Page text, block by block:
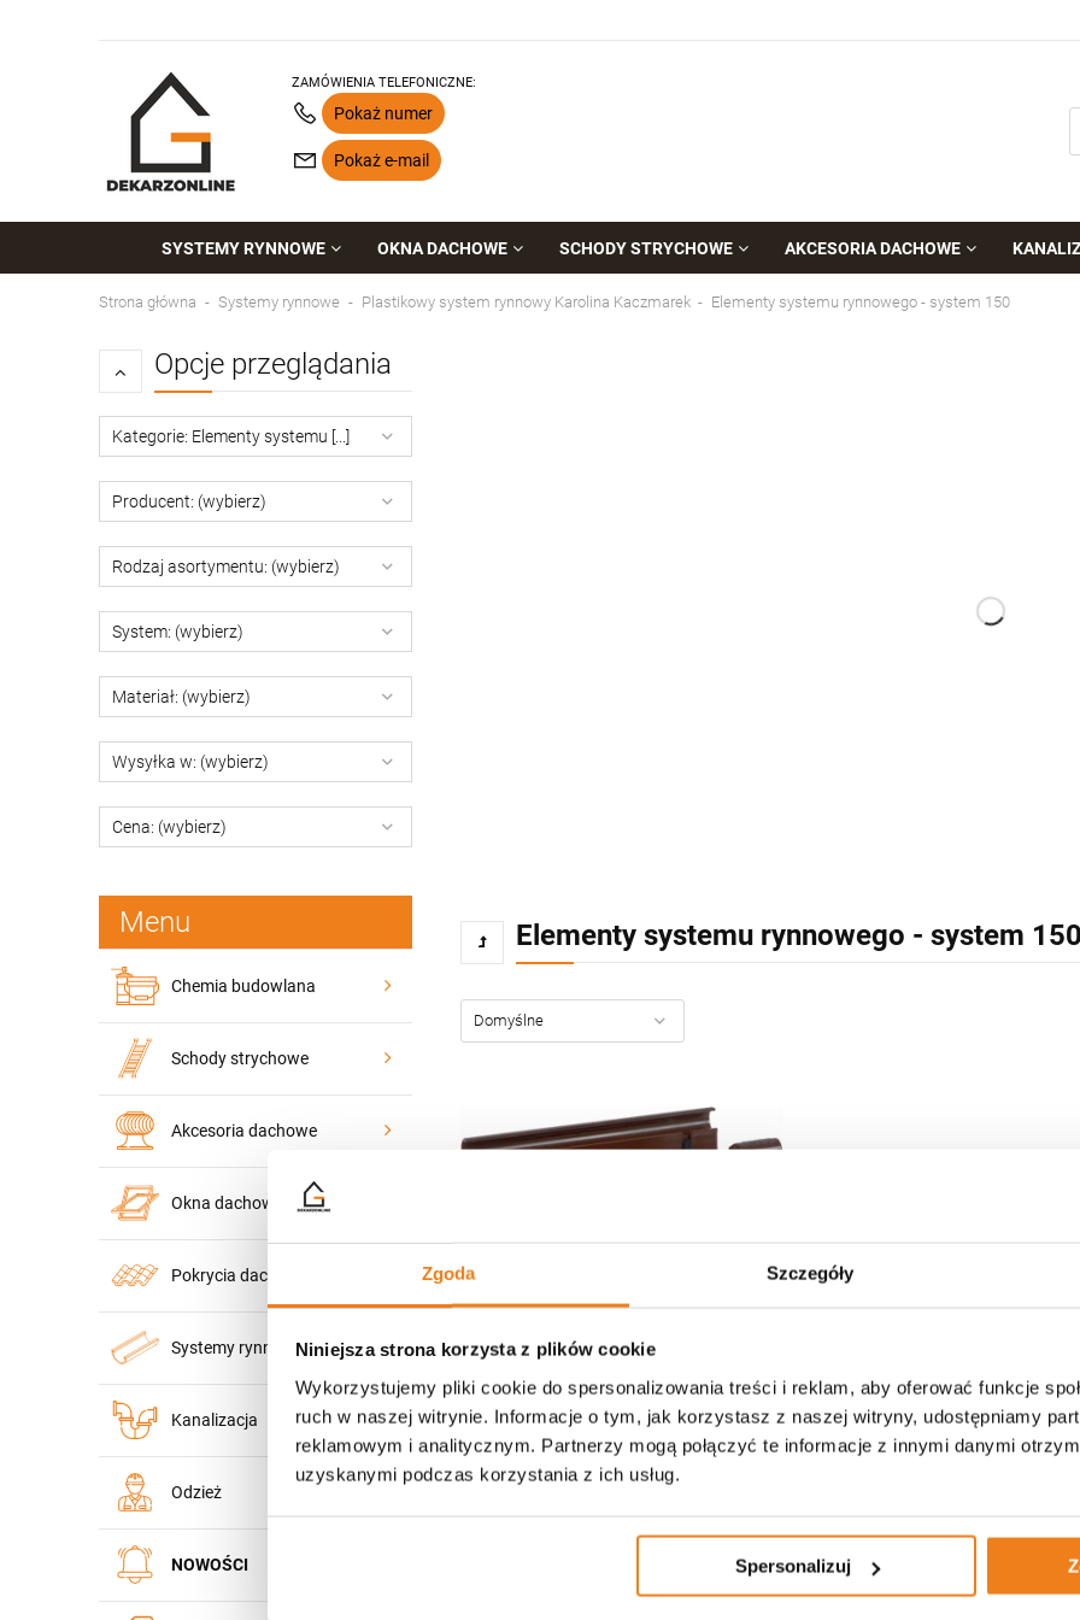
Zgoda Szczegóły
Niniejsza strona korzysta z plików cookie
Wykorzystujemy pliki cookie do spersonalizowania treści i reklam, aby oferować funkcje
ruch w naszej witrynie. Informacje o tym, jak korzystasz z naszej witryny, udostępniamy
reklamowym i analitycznym. Partnerzy mogą połączyć te informacje z innymi danymi
uzyskanymi podczas korzystania z ich usług.
Spersonalizuj
ZAMÓWIENIA TELEFONICZNE:
Pokaż numer
Pokaż e-mail
SYSTEMY RYNNOWE OKNA DACHOWE SCHODY STRYCHOWE AKCESORIA DACHOWE
Strona główna Systemy rynnowe Plastikowy system rynnowy Karolina Kaczmarek Elementy systemu rynnowego - system 150
Opcje przeglądania
Kategorie: Elementy systemu [...]
Producent: (wybierz)
Rodzaj asortymentu: (wybierz)
System: (wybierz)
Materiał: (wybierz)
Wysyłka w: (wybierz)
Cena: (wybierz)
Menu
Chemia budowlana
Schody strychowe
Akcesoria dachowe
Okna dachowe
Pokrycia dachowe
Systemy rynnowe
Kanalizacja
Odzież
NOWOŚCI
Elementy systemu rynnowego - system
Plastikowy lej spustowy z uszczelkami -
system 150x100 - system rynnowy
Kaczmarek Karolina - system 150
45,00 zł
Plastikowy narożnik wewnętrzny
rynnowy Kaczmarek Karolina -
35,00 zł